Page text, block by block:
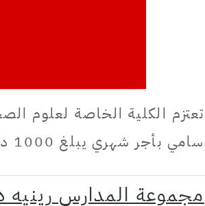
تعتزم الكلية الخاصة لعلوم
سامي بأجر شهري يبلغ 1000 دينار فعلى الراغبين في الترشح مراجعة البلاغ التالي:
مجموعة المدارس رينيه